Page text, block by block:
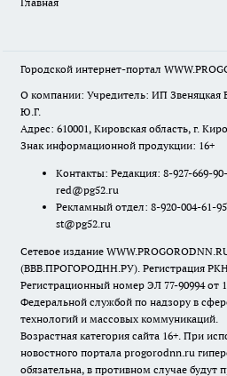
Городской интернет-портал
О компании: Учредитель: ИП Звеняцкая
Ю.Г.
Адрес: 610001, Кировская область, г.
Знак информационной продукции: 16+
Контакты: Редакция: 8-927-669-
red@pg52.ru
Рекламный отдел: 8-920-004-61-
st@pg52.ru
Сетевое издание
(ВВВ.ПРОГОРОДНН.РУ). Регистрация
Регистрационный номер ЭЛ 77-90994 от
Федеральной службой по надзору в
технологий и массовых коммуникаций.
Возрастная категория сайта 16+. При
новостного портала progorodnn.ru
обязательна, в противном случае